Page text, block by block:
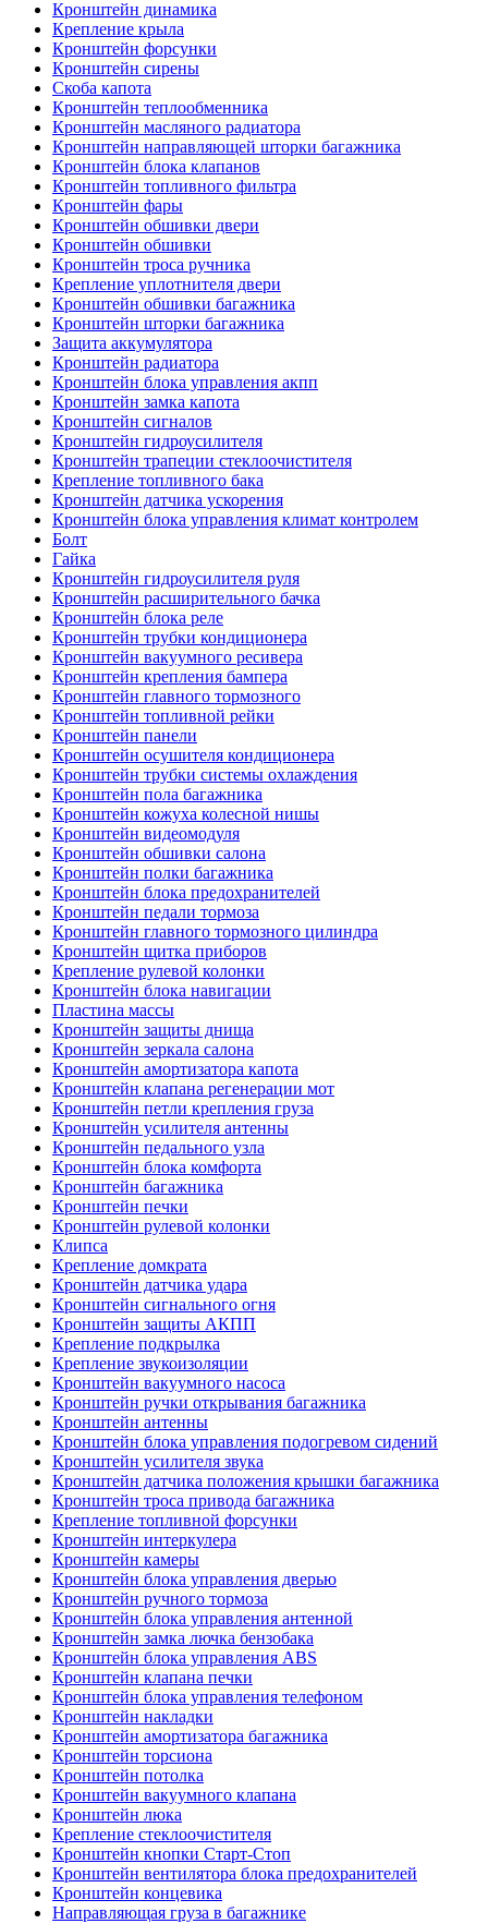
Кронштейн динамика
Крепление крыла
Кронштейн форсунки
Кронштейн сирены
Скоба капота
Кронштейн теплообменника
Кронштейн масляного радиатора
Кронштейн направляющей шторки багажника
Кронштейн блока клапанов
Кронштейн топливного фильтра
Кронштейн фары
Кронштейн обшивки двери
Кронштейн обшивки
Кронштейн троса ручника
Крепление уплотнителя двери
Кронштейн обшивки багажника
Кронштейн шторки багажника
Защита аккумулятора
Кронштейн радиатора
Кронштейн блока управления акпп
Кронштейн замка капота
Кронштейн сигналов
Кронштейн гидроусилителя
Кронштейн трапеции стеклоочистителя
Крепление топливного бака
Кронштейн датчика ускорения
Кронштейн блока управления климат контролем
Болт
Гайка
Кронштейн гидроусилителя руля
Кронштейн расширительного бачка
Кронштейн блока реле
Кронштейн трубки кондиционера
Кронштейн вакуумного ресивера
Кронштейн крепления бампера
Кронштейн главного тормозного
Кронштейн топливной рейки
Кронштейн панели
Кронштейн осушителя кондиционера
Кронштейн трубки системы охлаждения
Кронштейн пола багажника
Кронштейн кожуха колесной нишы
Кронштейн видеомодуля
Кронштейн обшивки салона
Кронштейн полки багажника
Кронштейн блока предохранителей
Кронштейн педали тормоза
Кронштейн главного тормозного цилиндра
Кронштейн щитка приборов
Крепление рулевой колонки
Кронштейн блока навигации
Пластина массы
Кронштейн защиты днища
Кронштейн зеркала салона
Кронштейн амортизатора капота
Кронштейн клапана регенерации мот
Кронштейн петли крепления груза
Кронштейн усилителя антенны
Кронштейн педального узла
Кронштейн блока комфорта
Кронштейн багажника
Кронштейн печки
Кронштейн рулевой колонки
Клипса
Крепление домкрата
Кронштейн датчика удара
Кронштейн сигнального огня
Кронштейн защиты АКПП
Крепление подкрылка
Крепление звукоизоляции
Кронштейн вакуумного насоса
Кронштейн ручки открывания багажника
Кронштейн антенны
Кронштейн блока управления подогревом сидений
Кронштейн усилителя звука
Кронштейн датчика положения крышки багажника
Кронштейн троса привода багажника
Крепление топливной форсунки
Кронштейн интеркулера
Кронштейн камеры
Кронштейн блока управления дверью
Кронштейн ручного тормоза
Кронштейн блока управления антенной
Кронштейн замка лючка бензобака
Кронштейн блока управления ABS
Кронштейн клапана печки
Кронштейн блока управления телефоном
Кронштейн накладки
Кронштейн амортизатора багажника
Кронштейн торсиона
Кронштейн потолка
Кронштейн вакуумного клапана
Кронштейн люка
Крепление стеклоочистителя
Кронштейн кнопки Старт-Стоп
Кронштейн вентилятора блока предохранителей
Кронштейн концевика
Направляющая груза в багажнике